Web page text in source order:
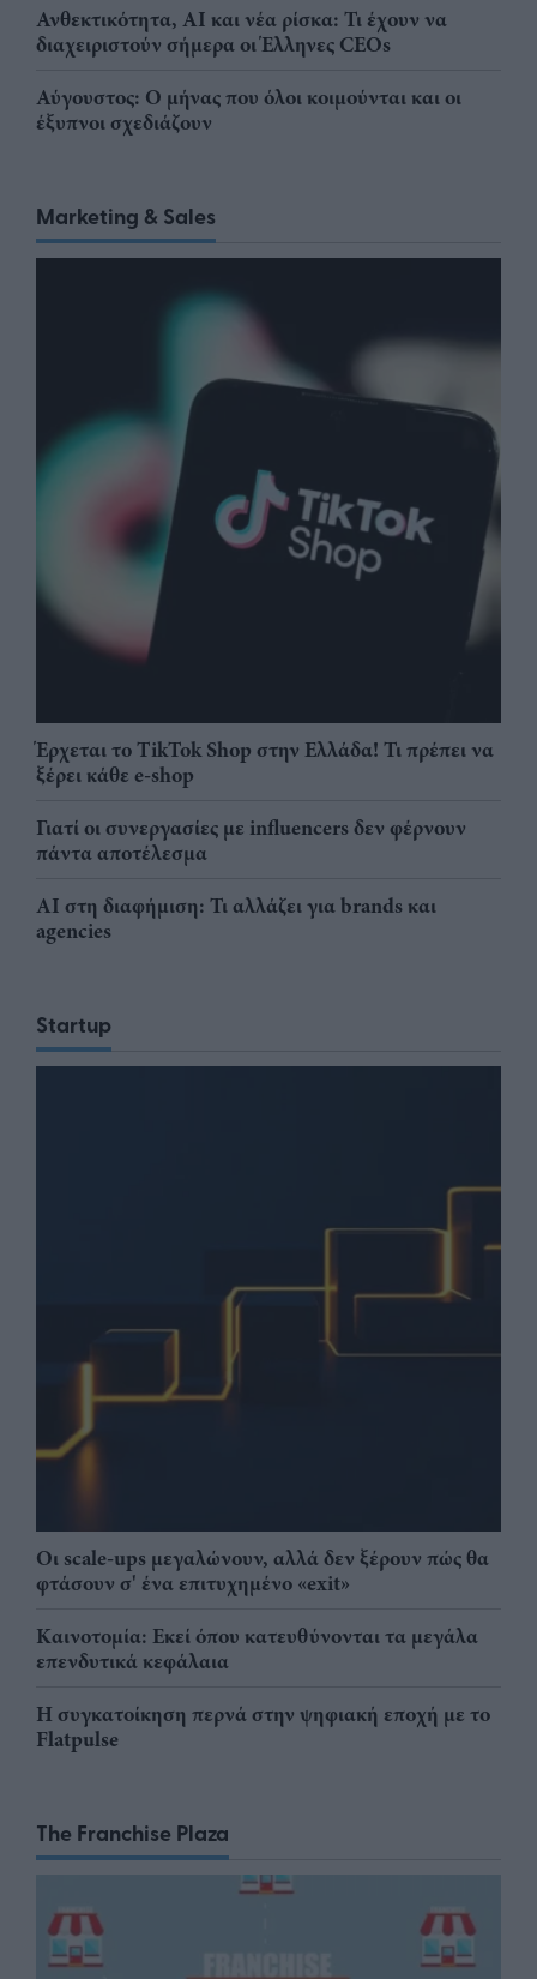
Ανθεκτικότητα, AI και νέα ρίσκα: Τι έχουν να
διαχειριστούν σήμερα οι Έλληνες CEOs
Αύγουστος: Ο μήνας που όλοι κοιμούνται και οι
έξυπνοι σχεδιάζουν
Marketing & Sales
Έρχεται το TikTok Shop στην Ελλάδα! Τι πρέπει να
ξέρει κάθε e-shop
Γιατί οι συνεργασίες με influencers δεν φέρνουν
πάντα αποτέλεσμα
AI στη διαφήμιση: Τι αλλάζει για brands και
agencies
Startup
Οι scale-ups μεγαλώνουν, αλλά δεν ξέρουν πώς θα
φτάσουν σ' ένα επιτυχημένο «exit»
Καινοτομία: Εκεί όπου κατευθύνονται τα μεγάλα
επενδυτικά κεφάλαια
Η συγκατοίκηση περνά στην ψηφιακή εποχή με το
Flatpulse
The Franchise Plaza